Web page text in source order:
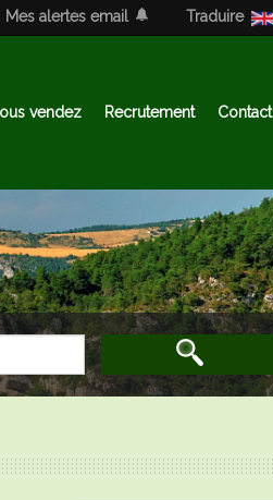
Mes alertes email Traduire
vendez Recrutement Contact